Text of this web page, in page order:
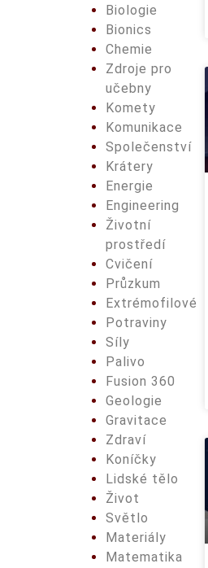
Biologie
Bionics
Chemie
Zdroje pro
učebny
Komety
Komunikace
Společenství
Krátery
Energie
Engineering
Životní
prostředí
Cvičení
Průzkum
Extrémofilové
Potraviny
Síly
Palivo
Fusion 360
Geologie
Gravitace
Zdraví
Koníčky
Lidské tělo
Život
Světlo
Materiály
Matematika